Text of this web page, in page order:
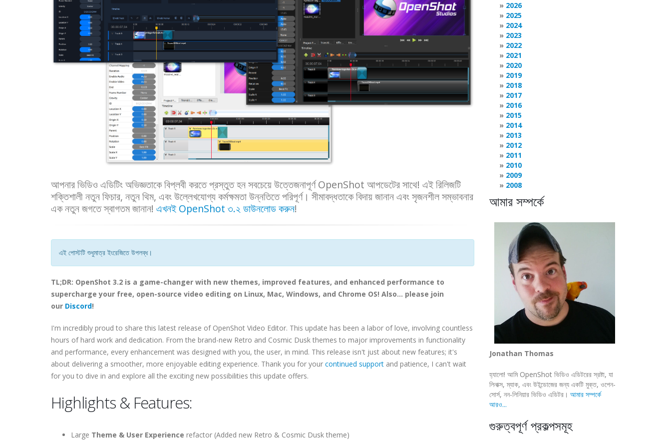
আপনার ভিডিও এডিটিং অভিজ্ঞতাকে বিপ্লবী করতে প্রস্তুত হন সবচেয়ে উত্তেজনাপূর্ণ OpenShot আপডেটের সাথে! এই রিলিজটি
শক্তিশালী নতুন ফিচার, নতুন থিম, এবং উল্লেখযোগ্য কর্মক্ষমতা উন্নতিতে পরিপূর্ণ। সীমাবদ্ধতাকে বিদায় জানান এবং সৃজনশীল সম্ভাবনার
এক নতুন জগতে স্বাগতম জানান! এখনই OpenShot ৩.২ ডাউনলোড করুন!
এই পোস্টটি শুধুমাত্র ইংরেজিতে উপলব্ধ।
TL;DR: OpenShot 3.2 is a game-changer with new themes, improved features, and enhanced performance to
supercharge your free, open-source video editing on Linux, Mac, Windows, and Chrome OS! Also... please join
our Discord!
I'm incredibly proud to share this latest release of OpenShot Video Editor. This update has been a labor of love, involving countless
hours of hard work and dedication. From the brand-new Retro and Cosmic Dusk themes to major improvements in functionality
and performance, every enhancement was designed with you, the user, in mind. This release isn't just about new features; it's
about delivering a smoother, more enjoyable editing experience. Thank you for your continued support and patience, I can't wait
for you to dive in and explore all the exciting new possibilities this update offers.
Highlights & Features:
Large Theme & User Experience refactor (Added new Retro & Cosmic Dusk theme)
2026
2025
2024
2023
2022
2021
2020
2019
2018
2017
2016
2015
2014
2013
2012
2011
2010
2009
2008
আমার সম্পর্কে
Jonathan Thomas
হ্যালো! আমি OpenShot ভিডিও এডিটরের স্রষ্টা, যা
লিনাক্স, ম্যাক, এবং উইন্ডোজের জন্য একটি মুক্ত, ওপেন-
সোর্স, নন-লিনিয়ার ভিডিও এডিটর। আমার সম্পর্কে
আরও...
গুরুত্বপূর্ণ প্রকল্পসমূহ